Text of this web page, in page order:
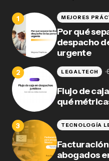
Por qué
despacho
urgente
MEJORES
Flujo de
qué
LEGALTECH
abogados
TECNOLOGÍA